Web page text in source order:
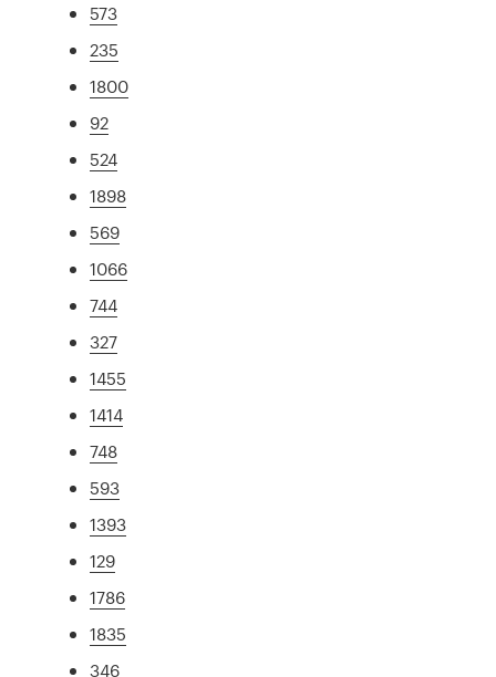
573
235
1800
92
524
1898
569
1066
744
327
1455
1414
748
593
1393
129
1786
1835
346